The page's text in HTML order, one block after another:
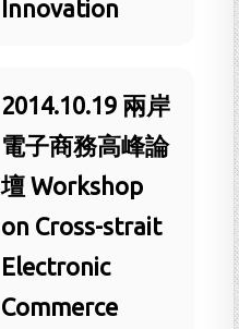
Innovation
2014.10.19 兩岸
電子商務高峰論
壇 Workshop
on Cross-strait
Electronic
Commerce